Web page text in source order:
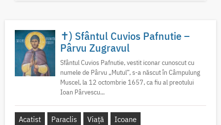
✝) Sfântul Cuvios Pafnutie –
Pârvu Zugravul
Sfântul Cuvios Pafnutie, vestit iconar cunoscut cu
numele de Pârvu „Mutul”, s-a născut în Câmpulung
Muscel, la 12 octombrie 1657, ca fiu al preotului
Ioan Pârvescu...
Acatist Paraclis Viață
Icoane